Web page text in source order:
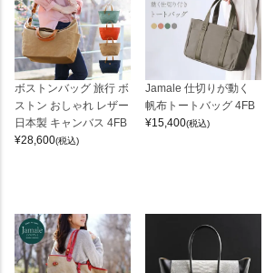
ボストンバッグ 旅行 ボ
ストン おしゃれ レザー
日本製 キャンバス 4FB
¥28,600(税込)
Jamale 仕切りが動く
帆布トートバッグ 4FB
¥15,400(税込)